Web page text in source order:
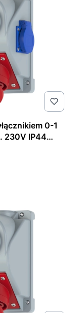
0-1
230V IP44